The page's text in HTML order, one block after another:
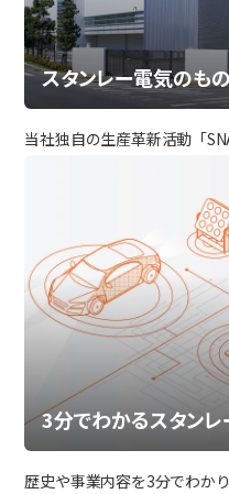
スタンレー電気のも
当社独自の生産革新活動「
3分でわかるスタン
歴史や事業内容を3分でわか